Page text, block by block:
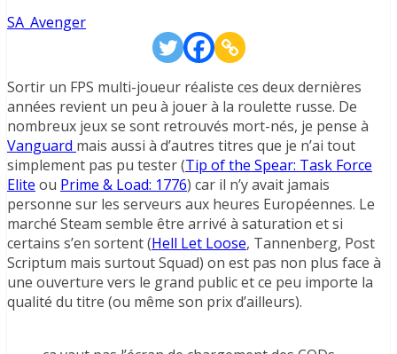
SA_Avenger
Sortir un FPS multi-joueur réaliste ces deux dernières
années revient un peu à jouer à la roulette russe. De
nombreux jeux se sont retrouvés mort-nés, je pense à
Vanguard mais aussi à d’autres titres que je n’ai tout
simplement pas pu tester (Tip of the Spear: Task Force
Elite ou Prime & Load: 1776) car il n’y avait jamais
personne sur les serveurs aux heures Européennes. Le
marché Steam semble être arrivé à saturation et si
certains s’en sortent (Hell Let Loose, Tannenberg, Post
Scriptum mais surtout Squad) on est pas non plus face à
une ouverture vers le grand public et ce peu importe la
qualité du titre (ou même son prix d’ailleurs).